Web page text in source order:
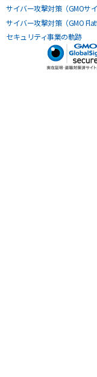
サイバー攻撃対策（GMOサ
サイバー攻撃対策（GMO Flatt
セキュリティ事業の軌跡